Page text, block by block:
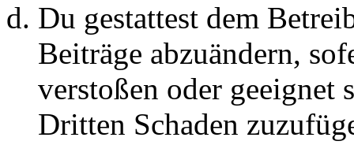
Du gestattest dem
Beiträge abzuändern,
verstoßen oder geeignet
Dritten Schaden